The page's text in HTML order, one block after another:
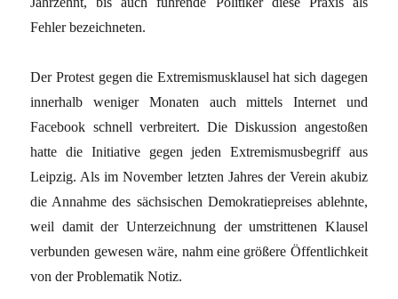
Fehler bezeichneten.
Der Protest gegen die Extremismusklausel hat sich dagegen
innerhalb weniger Monaten auch mittels Internet und
Facebook schnell verbreitert. Die Diskussion angestoßen
hatte die Initiative gegen jeden Extremismusbegriff aus
Leipzig. Als im November letzten Jahres der Verein akubiz
die Annahme des sächsischen Demokratiepreises ablehnte,
weil damit der Unterzeichnung der umstrittenen Klausel
verbunden gewesen wäre, nahm eine größere Öffentlichkeit
von der Problematik Notiz.